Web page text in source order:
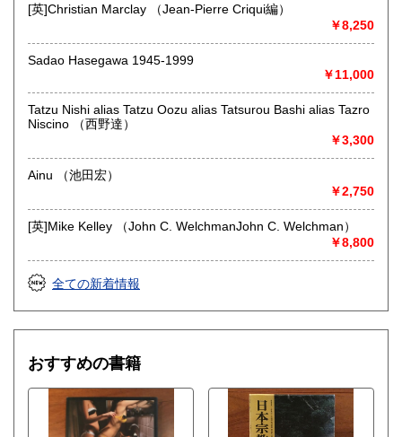
[英]Christian Marclay （Jean-Pierre Criqui編）
￥8,250
Sadao Hasegawa 1945-1999
￥11,000
Tatzu Nishi alias Tatzu Oozu alias Tatsurou Bashi alias Tazro
Niscino （西野達）
￥3,300
Ainu （池田宏）
￥2,750
[英]Mike Kelley （John C. WelchmanJohn C. Welchman）
￥8,800
全ての新着情報
おすすめの書籍